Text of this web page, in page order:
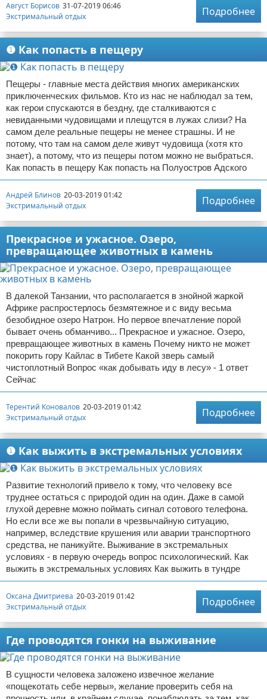
Август Борисов 31-07-2019 06:46
Экстримальный отдых
Подробнее
❶ Как попасть в пещеру
Пещеры - главные места действия многих американских
приключенческих фильмов. Кто из нас не наблюдал за тем,
как герои спускаются в бездну, где сталкиваются с
невиданными чудовищами и плещутся в лужах слизи? На
самом деле реальные пещеры не менее страшны. И не
потому, что там на самом деле живут чудовища (хотя кто
знает), а потому, что из пещеры потом можно не выбраться.
Как попасть в пещеру Как попасть на Полуостров Адского
Андрей Блинов 20-03-2019 01:42
Экстримальный отдых
Подробнее
Прекрасное и ужасное. Озеро,
превращающее животных в камень
В далекой Танзании, что располагается в знойной жаркой
Африке распростерлось безмятежное и с виду весьма
безобидное озеро Натрон. Но первое впечатление порой
бывает очень обманчиво... Прекрасное и ужасное. Озеро,
превращающее животных в камень Почему никто не может
покорить гору Кайлас в Тибете Какой зверь самый
чистоплотный Вопрос «как добывать иду в лесу» - 1 ответ
Сейчас
Терентий Коновалов 20-03-2019 01:42
Экстримальный отдых
Подробнее
❶ Как выжить в экстремальных условиях
Развитие технологий привело к тому, что человеку все
труднее остаться с природой один на один. Даже в самой
глухой деревне можно поймать сигнал сотового телефона.
Но если все же вы попали в чрезвычайную ситуацию,
например, вследствие крушения или аварии транспортного
средства, не паникуйте. Выживание в экстремальных
условиях - в первую очередь вопрос психологический. Как
выжить в экстремальных условиях Как выжить в тундре
Оксана Дмитриева 20-03-2019 01:42
Экстримальный отдых
Подробнее
Где проводятся гонки на выживание
В сущности человека заложено извечное желание
«пощекотать себе нервы», желание проверить себя на